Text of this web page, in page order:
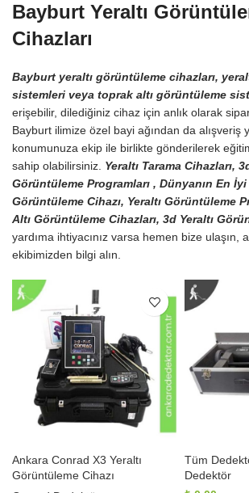
Bayburt Yeraltı
Cihazları
Bayburt yeraltı görüntüleme cihazları,
sistemleri veya toprak altı görüntüleme
erişebilir, dilediğiniz cihaz için anlık olarak
Bayburt ilimize özel bayi ağından da alışveriş
konumunuza ekip ile birlikte gönderilerek
sahip olabilirsiniz. Yeraltı Tarama Cihazları,
Görüntüleme Programları , Dünyanın En İyi
Görüntüleme Cihazı, Yeraltı Görüntüleme
Altı Görüntüleme Cihazları, 3d Yeraltı
yardıma ihtiyacınız varsa hemen bize ulaşın,
ekibimizden bilgi alın.
Ankara Conrad X3 Yeraltı
Görüntüleme Cihazı
Tüm
Dedektör